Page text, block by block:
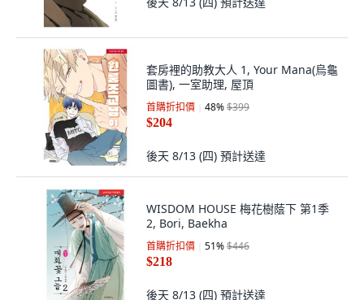
套房裡的助教大人 1, Your Mana(烏龜
圖書), 一室助理, 屋頂
首購折扣價
後天 8/13 (四)預計送達
WISDOM HOUSE 梅花樹蔭下 第1季
2, Bori, Baekha
首購折扣價